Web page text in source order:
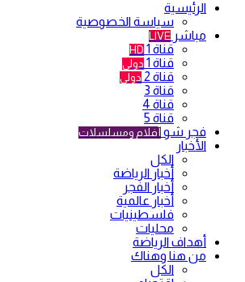
الرئيسية
سياسة الخصوصية
مباشر LIVE
قناة 1 HD
قناة 1 دولي
قناة 2 دولي
قناة 3
قناة 4
قناة 5
فجر شو أفلام ومسلسلات
الأخبار
الكل
أخبار الرياضة
أخبار الفجر
أخبار عالمية
فلسطينيات
محليات
أهداف الرياضة
من هنا وهناك
الكل